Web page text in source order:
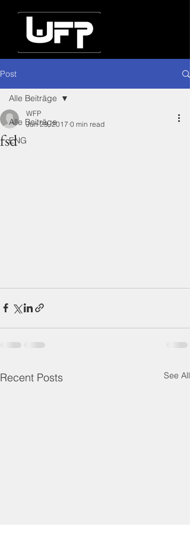
Post
Alle Beiträge
ENG
Alle Beiträge
fsd
WFP
Jun 29, 2017 0 min read
Recent Posts See All